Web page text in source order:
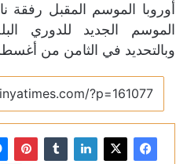
أوروبا الموسم المقبل رفقة
الموسم الجديد للدوري
وبالتحديد في الثامن من